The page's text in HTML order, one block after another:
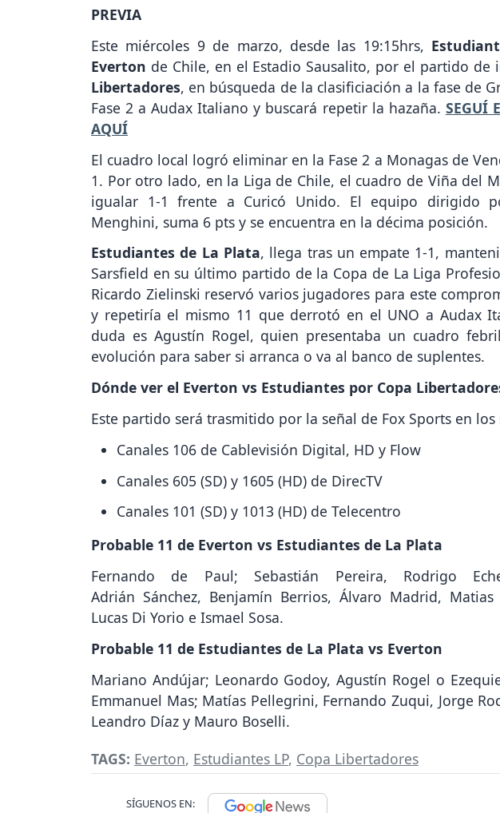
PREVIA
Este miércoles 9 de marzo, desde las 19:15hrs,
Everton de Chile, en el Estadio Sausalito, por el partido de
Libertadores, en búsqueda de la clasificiación a la fase de
Fase 2 a Audax Italiano y buscará repetir la hazaña. SEGUÍ
AQUÍ
El cuadro local logró eliminar en la Fase 2 a Monagas de
1. Por otro lado, en la Liga de Chile, el cuadro de Viña del
igualar 1-1 frente a Curicó Unido. El equipo dirigido
Menghini, suma 6 pts y se encuentra en la décima posición.
Estudiantes de La Plata, llega tras un empate 1-1,
Sarsfield en su último partido de la Copa de La Liga
Ricardo Zielinski reservó varios jugadores para este
y repetiría el mismo 11 que derrotó en el UNO a Audax
duda es Agustín Rogel, quien presentaba un cuadro
evolución para saber si arranca o va al banco de suplentes.
Dónde ver el Everton vs Estudiantes por Copa
Este partido será trasmitido por la señal de Fox Sports en los
Canales 106 de Cablevisión Digital, HD y Flow
Canales 605 (SD) y 1605 (HD) de DirecTV
Canales 101 (SD) y 1013 (HD) de Telecentro
Probable 11 de Everton vs Estudiantes de La Plata
Fernando de Paul; Sebastián Pereira, Rodrigo
Adrián Sánchez, Benjamín Berrios, Álvaro Madrid, Matias
Lucas Di Yorio e Ismael Sosa.
Probable 11 de Estudiantes de La Plata vs Everton
Mariano Andújar; Leonardo Godoy, Agustín Rogel o
Emmanuel Mas; Matías Pellegrini, Fernando Zuqui, Jorge
Leandro Díaz y Mauro Boselli.
TAGS: Everton, Estudiantes LP, Copa Libertadores
SÍGUENOS EN: